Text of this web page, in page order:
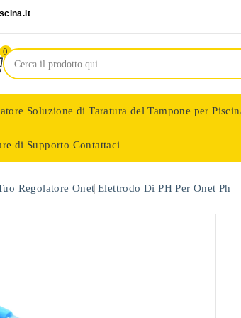
0
Soluzione di Taratura del Tampone per
di Supporto Contattaci
Regolatore Onet Elettrodo Di PH Per Onet Ph